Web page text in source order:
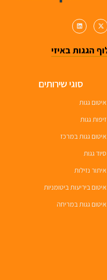
הגגות באיזי
סוגי שירותים
איטום גגות
זיפות גגות
איטום גגות במרכז
סיוד גגות
איתור נזילות
איטום ביריעות ביטומניות
איטום גגות במריחה